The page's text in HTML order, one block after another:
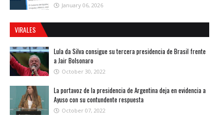
January 06, 2026
VIRALES
Lula da Silva consigue su tercera presidencia de Brasil frente
a Jair Bolsonaro
October 30, 2022
La portavoz de la presidencia de Argentina deja en evidencia a
Ayuso con su contundente respuesta
October 07, 2022